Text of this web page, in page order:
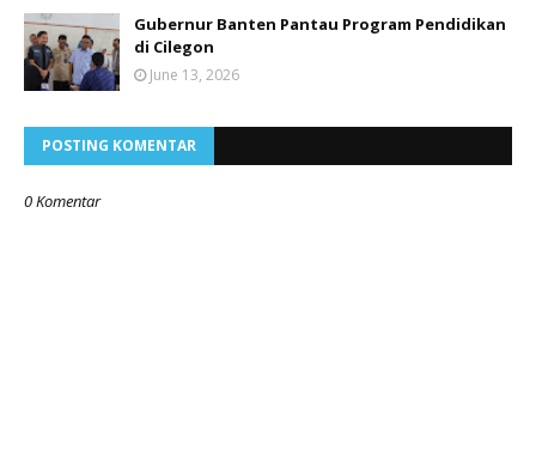
Gubernur Banten Pantau Program Pendidikan
di Cilegon
June 13, 2026
POSTING KOMENTAR
0 Komentar